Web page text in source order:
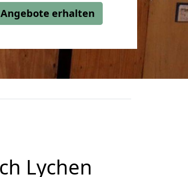
erhalten
Lychen